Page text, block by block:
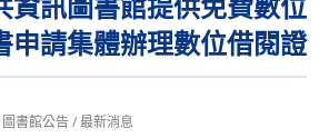
申請集體辦理數位借閱證
圖書館公告/最新消息